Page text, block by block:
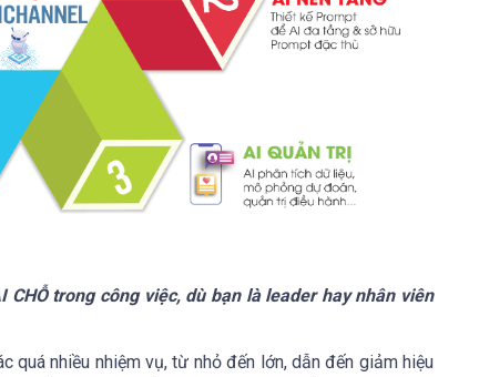
CHỖ trong công việc, dù bạn là leader hay nhân viên
quá nhiều nhiệm vụ, từ nhỏ đến lớn, dẫn đến giảm hiệu